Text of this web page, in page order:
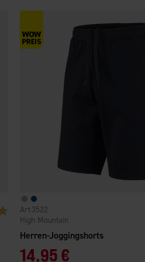
4.4 von 5 Sternen
Herren-Joggingshorts
High Mountain
3522
14,95 €